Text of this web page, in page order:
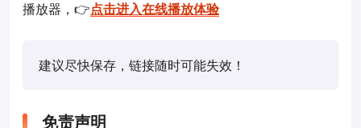
播放器，👉点击进入在线播放体验
建议尽快保存，链接随时可能失效！
免责声明